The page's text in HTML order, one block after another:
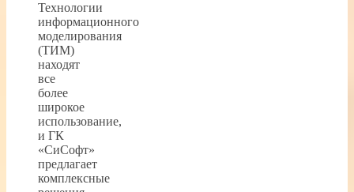
Технологии
информационного
моделирования
(ТИМ)
находят
все
более
широкое
использование,
и ГК
«СиСофт»
предлагает
комплексные